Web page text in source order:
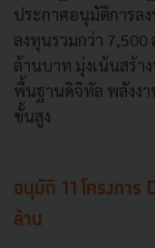
ประกาศอนุมัติการล
ลงทุนรวมกว่า
ล้านบาท มุ่งเน้นสร้า
พื้นฐานดิจิทัล พลังง
ขั้นสูง
อนุมัติ 11 โครงกา
ล้าน